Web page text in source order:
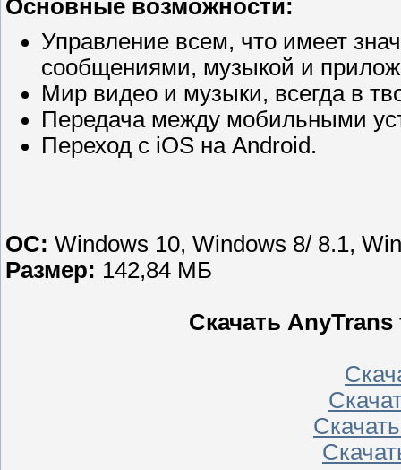
Основные возможности:
Управление всем, что имеет
сообщениями, музыкой и
Мир видео и музыки, всегда в
Передача между мобильными
Переход с iOS на Android.
ОС: Windows 10, Windows 8/ 8.1,
Размер: 142,84 МБ
Скачать AnyTrans